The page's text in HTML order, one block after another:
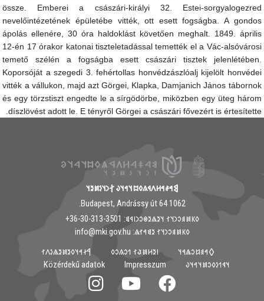
össze. Emberei a császári-királyi 32. Estei-
nevelőintézetének épületébe vitték, ott esett fogságba. A
ápolás ellenére, 30 óra haldoklást követően meghalt. 1849.
12-én 17 órakor katonai tiszteletadással temették el a Vác-
temető szélén a fogságba esett császári tisztek
Koporsóját a szegedi 3. fehértollas honvédzászlóalj kijelölt
vitték a vállukon, majd azt Görgei, Klapka, Damjanich János
és egy törzstiszt engedte le a sírgödörbe, miközben egy üteg
díszlövést adott le. E tényről Görgei a császári fővezért is
𐲘𐳀𐳎𐳀𐳢𐳤𐳁𐳍𐳓𐳪𐳦𐳀𐳦𐳜 𐲐𐳙𐳦𐳋𐳯𐳉𐳦
1062 Budapest, Andrássy út 64.
𐳓𐳞𐳯𐳠𐳛𐳙𐳦𐳐 𐳦𐳉𐳖𐳉𐳌𐳛𐳙𐳥𐳁𐳘: ‭+36-30-313-3501
𐳓𐳞𐳯𐳠𐳛𐳙𐳦𐳐 𐳉𐳘𐳀𐳐𐳖: info@mki.gov.hu
𐲓𐳀𐳠𐳆𐳛𐳖𐳀𐳦
𐳺𐳉𐳢𐳯𐳟𐳐 𐳒𐳛𐳍𐳛𐳓
𐲀𐳇𐳀𐳦𐳓𐳉𐳯𐳉𐳖𐳋𐳤𐳐
𐳦𐳁𐳒𐳋𐳓𐳛𐳯𐳦𐳀𐳦𐳜
Közérdekű adatok Impresszum